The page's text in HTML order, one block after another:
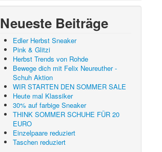
Neueste Beiträge
Edler Herbst Sneaker
Pink & Glitzi
Herbst Trends von Rohde
Bewege dich mit Felix Neureuther -
Schuh Aktion
WIR STARTEN DEN SOMMER SALE
Heute mal Klassiker
30% auf farbige Sneaker
THINK SOMMER SCHUHE FÜR 20
EURO
Einzelpaare reduziert
Taschen reduziert